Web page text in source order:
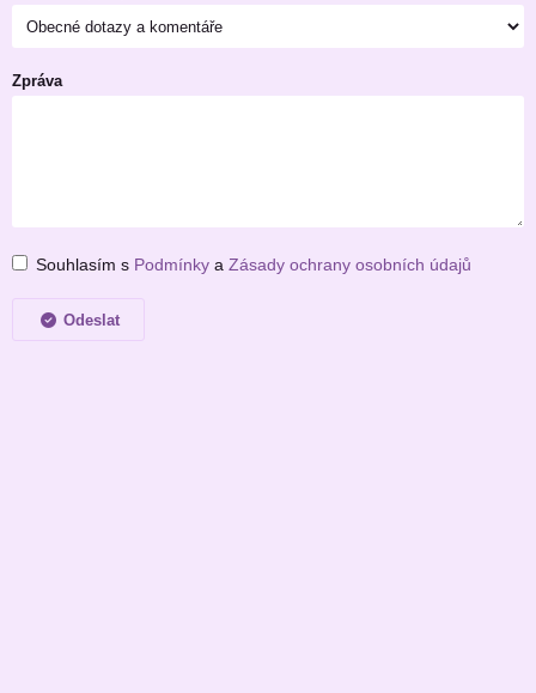
Zpráva
Souhlasím s Podmínky a Zásady ochrany osobních údajů
Odeslat